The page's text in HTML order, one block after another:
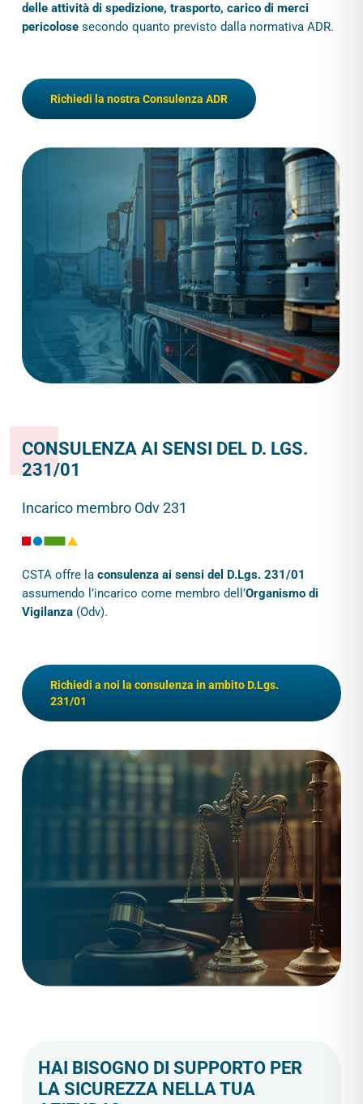
delle attività di spedizione, trasporto, carico di merci
pericolosesecondo quanto previsto dalla normativa ADR.
Richiedi la nostra Consulenza ADR
CONSULENZA AI SENSI DEL D. LGS.
231/01
Incarico membro Odv 231
CSTA offre la consulenza ai sensi del D.Lgs. 231/01
assumendo l’incarico come membro dell’Organismo di
Vigilanza(Odv).
Richiedi a noi la consulenza in ambito D.Lgs.
231/01
HAI BISOGNO DI SUPPORTO PER
LA SICUREZZA NELLA TUA